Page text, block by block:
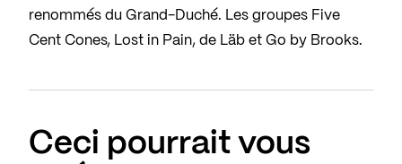
renommés du Grand-Duché. Les groupes Five
Cent Cones, Lost in Pain, de Läb et Go by Brooks.
Ceci pourrait vous